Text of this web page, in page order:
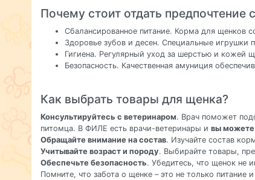
Почему стоит отдать
Сбалансированное питание. Корма для щенков
Здоровье зубов и десен. Специальные игрушки
Гигиена. Регулярный уход за шерстью и кожей
Безопасность. Качественная амуниция
Как выбрать товары для щенка?
Консультируйтесь с ветеринаром. Врач поможет
питомца. В ФИЛЕ есть врачи-ветеринары и вы можете
Обращайте внимание на состав. Изучайте состав
Учитывайте возраст и породу. Выбирайте товары,
Обеспечьте безопасность. Убедитесь, что щенок не
Помните, что забота о щенке – это не только